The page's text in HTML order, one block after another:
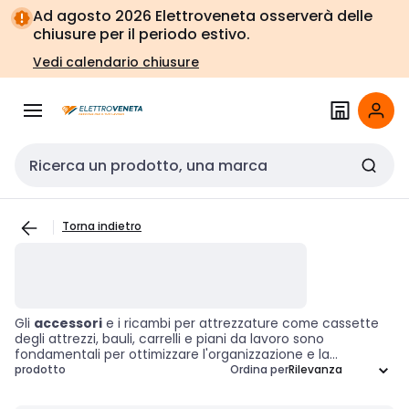
Vai alla
navigazione
Vai
alla
pagina
Ad agosto 2026 Elettroveneta osserverà delle
chiusure per il periodo estivo.
Vedi calendario chiusure
Cerca input
Torna indietro
Gli accessori e i ricambi per attrezzature come cassette
degli attrezzi, bauli, carrelli e piani da lavoro sono
fondamentali per ottimizzare l'organizzazione e la
funzionalità dei vostri strumenti. Questi componenti
prodotto Ordina per